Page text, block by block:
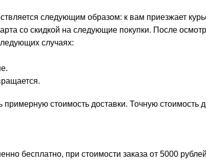
следующим образом: к вам приезжает
со скидкой на следующие покупки. После
случаях:
примерную стоимость доставки. Точную
бесплатно, при стоимости заказа от 5000